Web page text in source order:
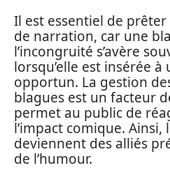
Il est essentiel de
de narration, car une
l’incongruité s’avère
lorsqu’elle est insérée
opportun. La gestion
blagues est un facteur
permet au public de
l’impact comique.
deviennent des alliés
de l’humour.